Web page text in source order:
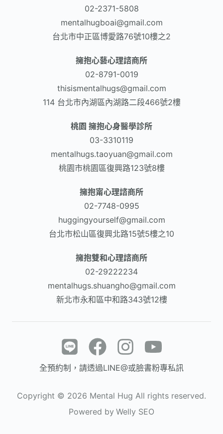
02-2371-5808
mentalhugboai@gmail.com
台北市中正區博愛路76號10樓之2
擁抱心藝心理諮商所
02-8791-0019
thisismentalhugs@gmail.com
114 台北市內湖區內湖路二段466號2樓
桃園 擁抱心身醫學診所
03-3310119
mentalhugs.taoyuan@gmail.com
桃園市桃園區復興路123號8樓
擁抱甯心理諮商所
02-7748-0995
huggingyourself@gmail.com
台北市松山區復興北路15號5樓之10
擁抱雙和心理諮商所
02-29222234
mentalhugs.shuangho@gmail.com
新北市永和區中和路343號12樓
全預約制，請透過LINE@或臉書粉專私訊
Copyright © 2026 Mental Hug All rights reserved.
Powered by Welly SEO